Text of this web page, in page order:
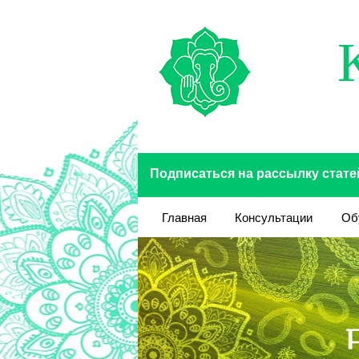
Подписаться на рассылку
Главная Консультации